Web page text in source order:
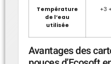
Température
de l’eau
utilisée
+3
Avantages des